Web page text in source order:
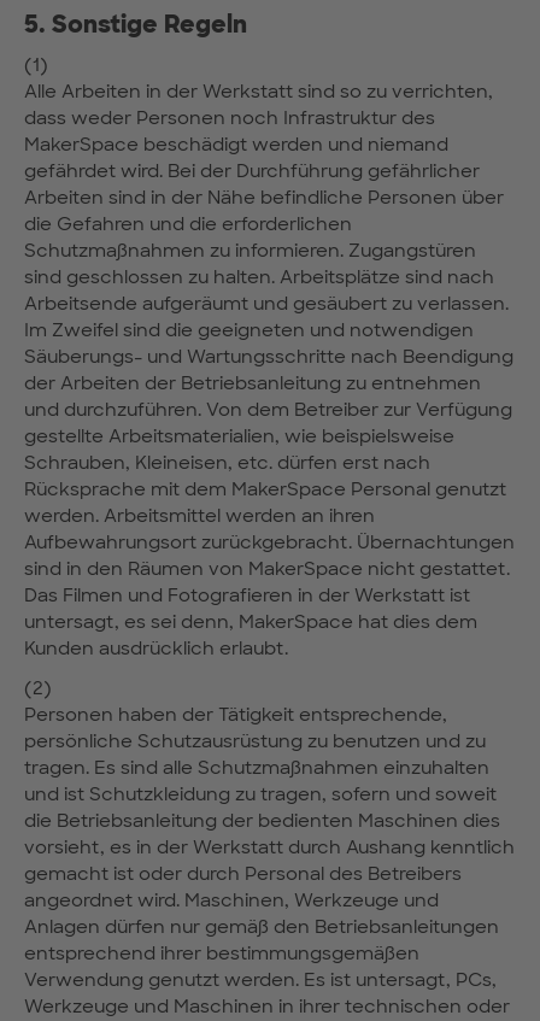
5. Sonstige Regeln
(1)
Alle Arbeiten in der Werkstatt sind so zu verrichten,
dass weder Personen noch Infrastruktur des
MakerSpace beschädigt werden und niemand
gefährdet wird. Bei der Durchführung gefährlicher
Arbeiten sind in der Nähe befindliche Personen über
die Gefahren und die erforderlichen
Schutzmaßnahmen zu informieren. Zugangstüren
sind geschlossen zu halten. Arbeitsplätze sind nach
Arbeitsende aufgeräumt und gesäubert zu verlassen.
Im Zweifel sind die geeigneten und notwendigen
Säuberungs- und Wartungsschritte nach Beendigung
der Arbeiten der Betriebsanleitung zu entnehmen
und durchzuführen. Von dem Betreiber zur Verfügung
gestellte Arbeitsmaterialien, wie beispielsweise
Schrauben, Kleineisen, etc. dürfen erst nach
Rücksprache mit dem MakerSpace Personal genutzt
werden. Arbeitsmittel werden an ihren
Aufbewahrungsort zurückgebracht. Übernachtungen
sind in den Räumen von MakerSpace nicht gestattet.
Das Filmen und Fotografieren in der Werkstatt ist
untersagt, es sei denn, MakerSpace hat dies dem
Kunden ausdrücklich erlaubt.
(2)
Personen haben der Tätigkeit entsprechende,
persönliche Schutzausrüstung zu benutzen und zu
tragen. Es sind alle Schutzmaßnahmen einzuhalten
und ist Schutzkleidung zu tragen, sofern und soweit
die Betriebsanleitung der bedienten Maschinen dies
vorsieht, es in der Werkstatt durch Aushang kenntlich
gemacht ist oder durch Personal des Betreibers
angeordnet wird. Maschinen, Werkzeuge und
Anlagen dürfen nur gemäß den Betriebsanleitungen
entsprechend ihrer bestimmungsgemäßen
Verwendung genutzt werden. Es ist untersagt, PCs,
Werkzeuge und Maschinen in ihrer technischen oder